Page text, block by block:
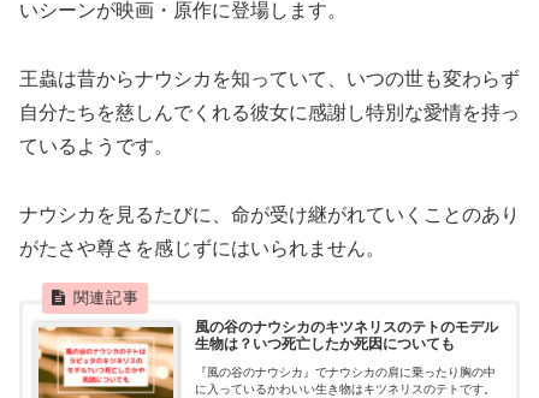
いシーンが映画・原作に登場します。
王蟲は昔からナウシカを知っていて、いつの世も変わらず
自分たちを慈しんでくれる彼女に感謝し特別な愛情を持っ
ているようです。
ナウシカを見るたびに、命が受け継がれていくことのあり
がたさや尊さを感じずにはいられません。
風の谷のナウシカのキツネリスのテトのモデル
生物は？いつ死亡したか死因についても
『風の谷のナウシカ』でナウシカの肩に乗ったり胸の中
に入っているかわいい生き物はキツネリスのテトです。